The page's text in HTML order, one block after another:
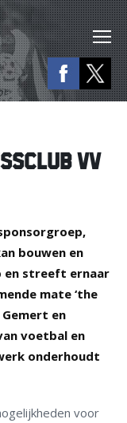
VV
bouwen en
en streeft ernaar
mate ‘the
en
voetbal en
onderhoudt
voor